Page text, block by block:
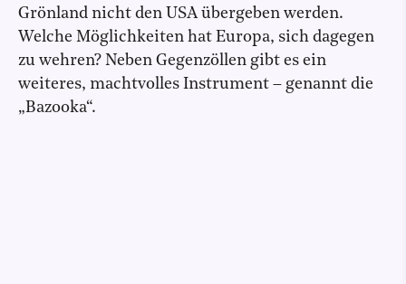
Grönland nicht den USA übergeben werden.
Welche Möglichkeiten hat Europa, sich dagegen
zu wehren? Neben Gegenzöllen gibt es ein
weiteres, machtvolles Instrument – genannt die
„Bazooka“.